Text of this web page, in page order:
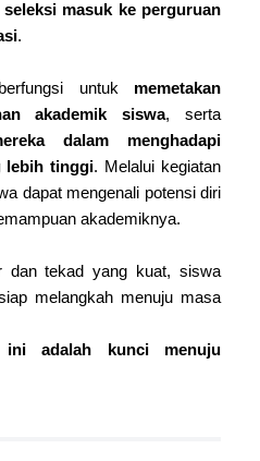
masuk ke perguruan
.
untuk memetakan
akademik siswa, serta
dalam menghadapi
lebih tinggi. Melalui kegiatan
dapat mengenali potensi diri
akademiknya.
dan tekad yang kuat, siswa
melangkah menuju masa
adalah kunci menuju